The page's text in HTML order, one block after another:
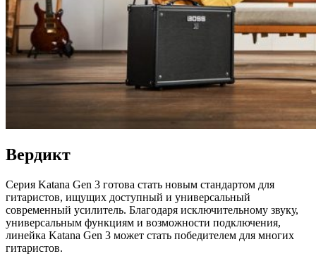
Вердикт
Серия Katana Gen 3 готова стать новым стандартом для
гитаристов, ищущих доступный и универсальный
современный усилитель. Благодаря исключительному звуку,
универсальным функциям и возможности подключения,
линейка Katana Gen 3 может стать победителем для многих
гитаристов.